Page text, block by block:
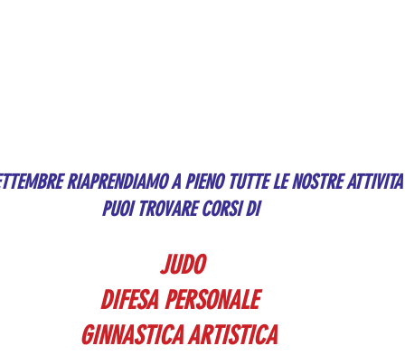
RIAPRENDIAMO A PIENO TUTTE LE NOSTRE
PUOI TROVARE CORSI DI
JUDO
DIFESA PERSONALE
GINNASTICA ARTISTICA